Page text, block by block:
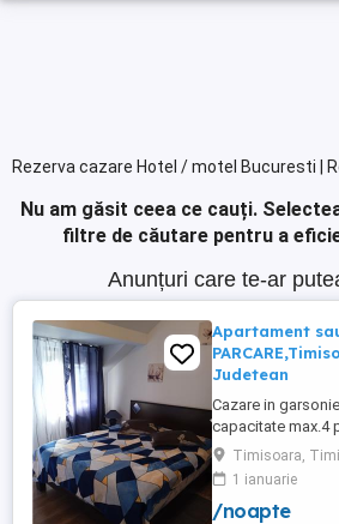
Rezerva cazare Hotel / motel Bucuresti |
Nu am găsit ceea ce cauți.
filtre de căutare pentru a
Anunțuri care te-ar
Apartament
Judetean
Cazare in
capacitate max.4
la 2 km de
strazi)de zona
Lic.Electrotimis si
Noua Centura.
Timisoara,
1 ianuarie
/noapte